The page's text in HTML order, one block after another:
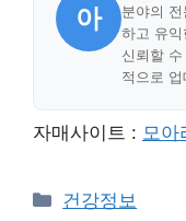
아
분야의
하고 유
신뢰할
적으로
자매사이트 : 모아
Categories
건강정보